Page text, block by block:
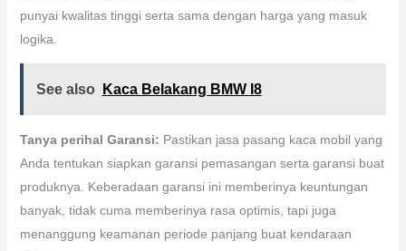
punyai kwalitas tinggi serta sama dengan harga yang masuk
logika.
See also Kaca Belakang BMW I8
Tanya perihal Garansi: Pastikan jasa pasang kaca mobil yang
Anda tentukan siapkan garansi pemasangan serta garansi buat
produknya. Keberadaan garansi ini memberinya keuntungan
banyak, tidak cuma memberinya rasa optimis, tapi juga
menanggung keamanan periode panjang buat kendaraan